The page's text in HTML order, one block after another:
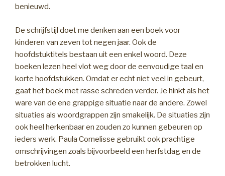
benieuwd.
De schrijfstijl doet me denken aan een boek voor
kinderen van zeven tot negen jaar. Ook de
hoofdstuktitels bestaan uit een enkel woord. Deze
boeken lezen heel vlot weg door de eenvoudige taal en
korte hoofdstukken. Omdat er echt niet veel in gebeurt,
gaat het boek met rasse schreden verder. Je hinkt als het
ware van de ene grappige situatie naar de andere. Zowel
situaties als woordgrappen zijn smakelijk. De situaties zijn
ook heel herkenbaar en zouden zo kunnen gebeuren op
ieders werk. Paula Cornelisse gebruikt ook prachtige
omschrijvingen zoals bijvoorbeeld een herfstdag en de
betrokken lucht.